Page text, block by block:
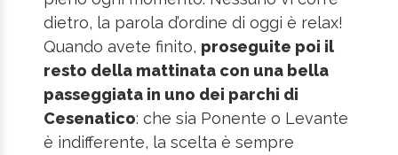
dietro, la parola d’ordine di oggi è relax!
Quando avete finito, proseguite poi il
resto della mattinata con una bella
passeggiata in uno dei parchi di
Cesenatico: che sia Ponente o Levante
è indifferente, la scelta è sempre